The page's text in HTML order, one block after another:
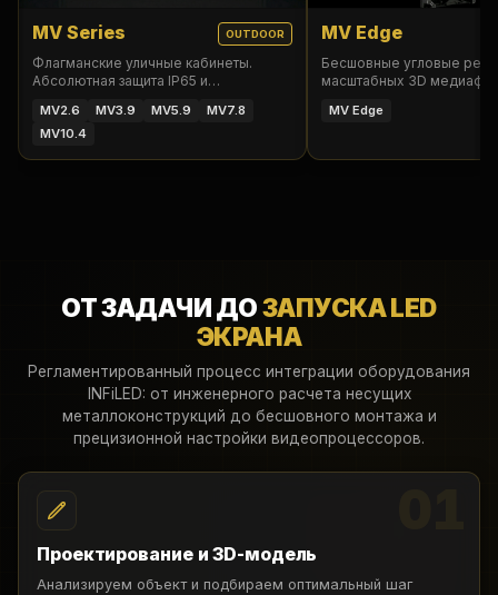
MV Series OUTDOOR
Флагманские уличные кабинеты.
Абсолютная защита IP65 и
прямом солнце.
MV2.6 MV3.9 MV5.9
MV7.8
MV10.4
MV Edge
Бесшовные угловые
масштабных 3D
рекламы.
MV Edge
ОТ ЗАДАЧИ ДОЗАПУСКА LED
ЭКРАНА
Регламентированный процесс интеграции оборудования
INFiLED: от инженерного расчета несущих
металлоконструкций до бесшовного монтажа и
прецизионной настройки видеопроцессоров.
Проектирование и 3D-модель
Анализируем объект и подбираем оптимальный шаг